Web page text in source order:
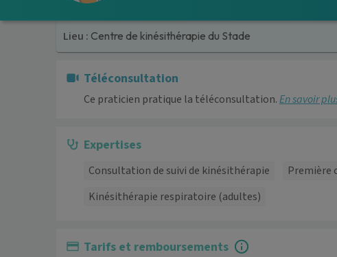
Lieu : Centre de kinésithérapie du Stade
Téléconsultation
Ce praticien pratique la téléconsultation.En savoir
Expertises
Consultation de suivi de kinésithérapie
Première
Kinésithérapie respiratoire (adultes)
Tarifs et remboursements